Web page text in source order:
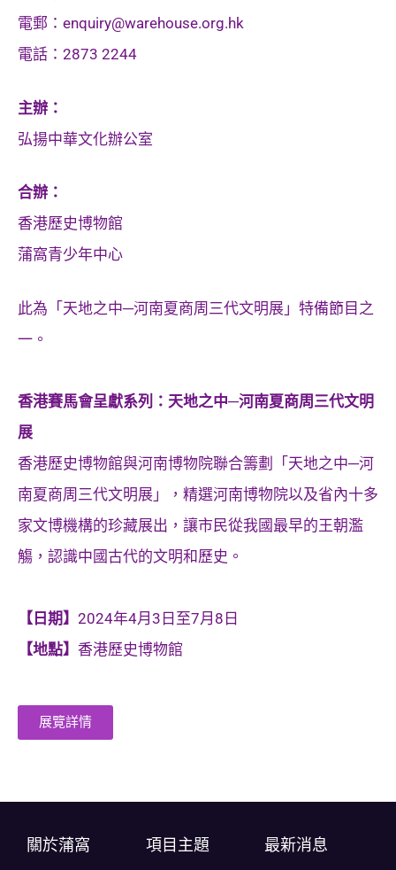
電郵： enquiry@warehouse.org.hk
電話：2873 2244
主辦：
弘揚中華文化辦公室
合辦：
香港歷史博物館
蒲窩青少年中心
此為「天地之中─河南夏商周三代文明展」特備節目之
一。
香港賽馬會呈獻系列：天地之中─河南夏商周三代文明
展
香港歷史博物館與河南博物院聯合籌劃「天地之中─河
南夏商周三代文明展」，精選河南博物院以及省內十多
家文博機構的珍藏展出，讓市民從我國最早的王朝濫
觴，認識中國古代的文明和歷史。
【日期】 2024年4月3日至7月8日
【地點】 香港歷史博物館
展覽詳情
關於蒲窩​ 項目主題 最新消息